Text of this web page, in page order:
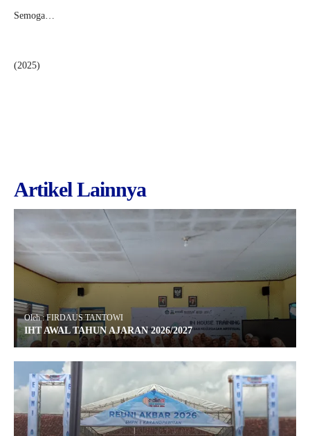
Semoga…
(2025)
Artikel Lainnya
Oleh : FIRDAUS TANTOWI
IHT AWAL TAHUN AJARAN 2026/2027